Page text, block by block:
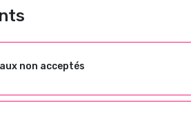
non acceptés